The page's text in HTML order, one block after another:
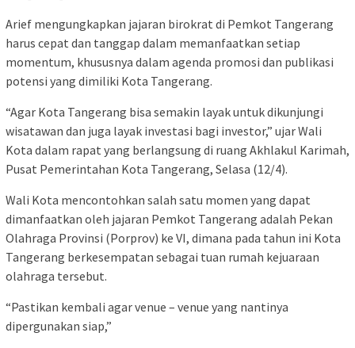
Arief mengungkapkan jajaran birokrat di Pemkot Tangerang
harus cepat dan tanggap dalam memanfaatkan setiap
momentum, khususnya dalam agenda promosi dan publikasi
potensi yang dimiliki Kota Tangerang.
“Agar Kota Tangerang bisa semakin layak untuk dikunjungi
wisatawan dan juga layak investasi bagi investor,” ujar Wali
Kota dalam rapat yang berlangsung di ruang Akhlakul Karimah,
Pusat Pemerintahan Kota Tangerang, Selasa (12/4).
Wali Kota mencontohkan salah satu momen yang dapat
dimanfaatkan oleh jajaran Pemkot Tangerang adalah Pekan
Olahraga Provinsi (Porprov) ke VI, dimana pada tahun ini Kota
Tangerang berkesempatan sebagai tuan rumah kejuaraan
olahraga tersebut.
“Pastikan kembali agar venue – venue yang nantinya
dipergunakan siap,”